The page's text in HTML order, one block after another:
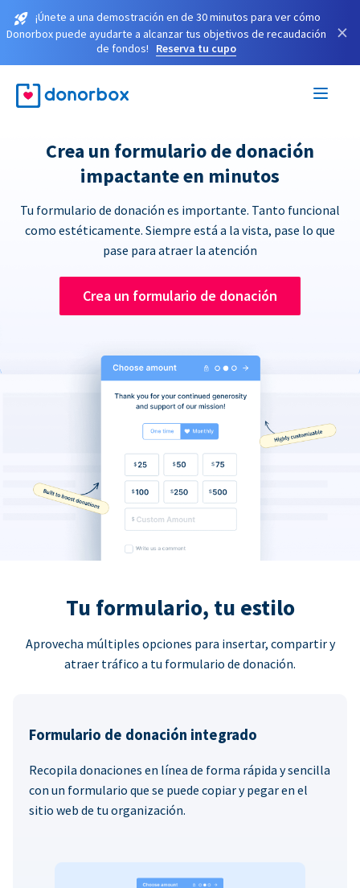
¡Únete a una demostración en de 30 minutos para ver cómo
Donorbox puede ayudarte a alcanzar tus objetivos de recaudación
de fondos!
Reserva tu cupo
×
Crea un formulario de donación
impactante en minutos
Tu formulario de donación es importante. Tanto funcional
como estéticamente. Siempre está a la vista, pase lo que
pase para atraer la atención
Crea un formulario de donación
Tu formulario, tu estilo
Aprovecha múltiples opciones para insertar, compartir y
atraer tráfico a tu formulario de donación.
Formulario de donación integrado
Recopila donaciones en línea de forma rápida y sencilla
con un formulario que se puede copiar y pegar en el
sitio web de tu organización.